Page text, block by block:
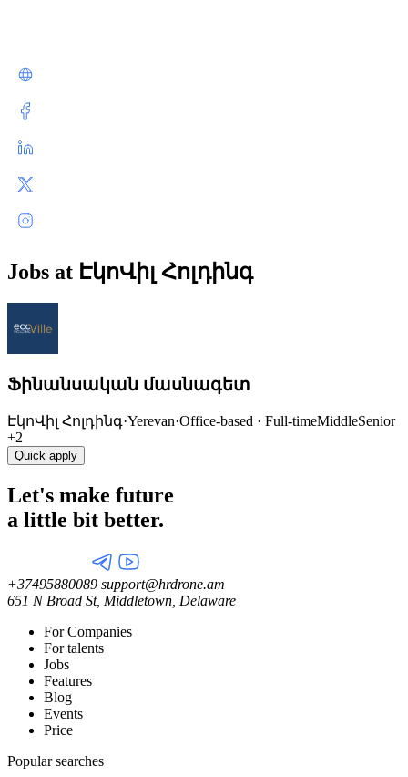
Jobs at ԷկոՎիլ Հոլդինգ
Ֆինանսական մասնագետ
ԷկոՎիլ Հոլդինգ·Yerevan·Office-based · Full-timeMiddleSenior
+2
Quick apply
Let's make future
a little bit better.
+37495880089 support@hrdrone.am
651 N Broad St, Middletown, Delaware
For Companies
For talents
Jobs
Features
Blog
Events
Price
Popular searches